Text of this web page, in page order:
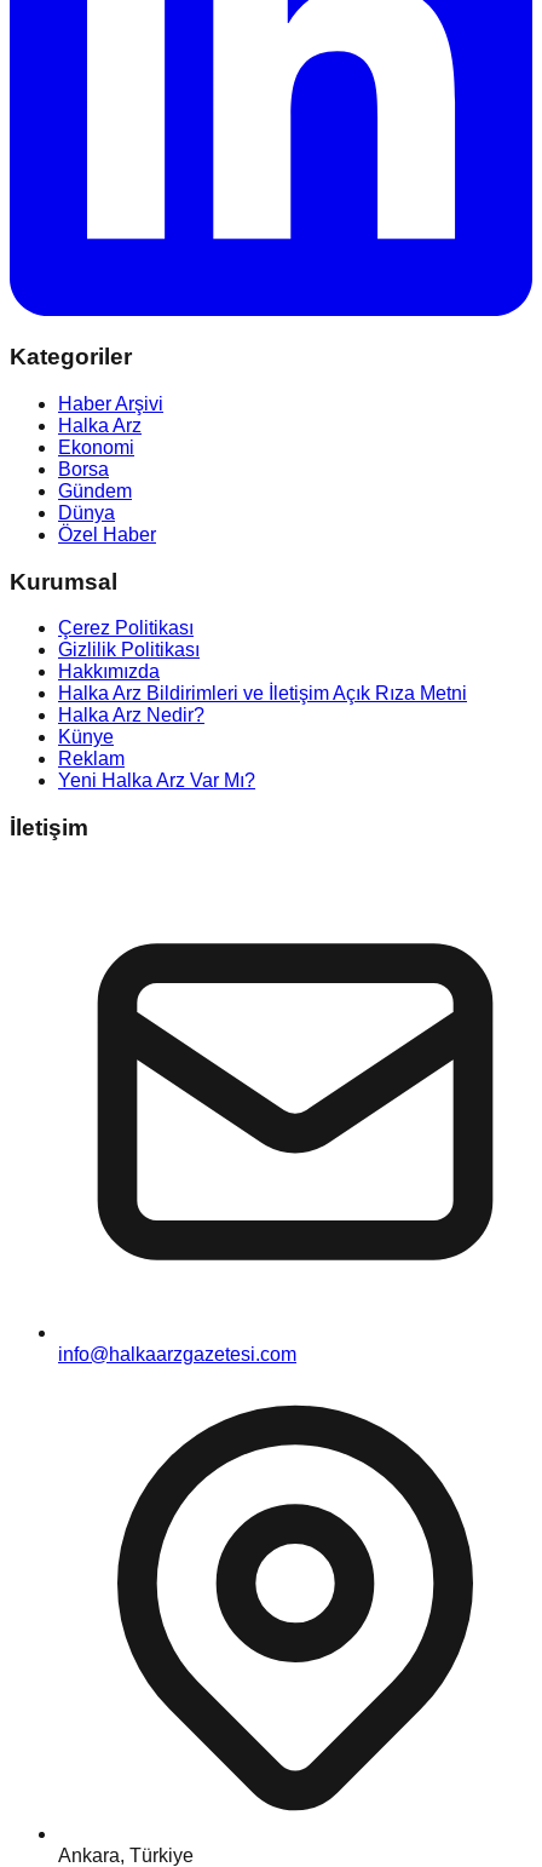
Kategoriler
Haber Arşivi
Halka Arz
Ekonomi
Borsa
Gündem
Dünya
Özel Haber
Kurumsal
Çerez Politikası
Gizlilik Politikası
Hakkımızda
Halka Arz Bildirimleri ve İletişim Açık Rıza Metni
Halka Arz Nedir?
Künye
Reklam
Yeni Halka Arz Var Mı?
İletişim
info@halkaarzgazetesi.com
Ankara, Türkiye